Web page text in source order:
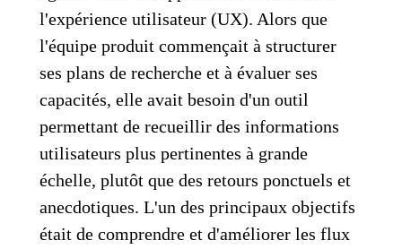
l'expérience utilisateur (UX). Alors que
l'équipe produit commençait à structurer
ses plans de recherche et à évaluer ses
capacités, elle avait besoin d'un outil
permettant de recueillir des informations
utilisateurs plus pertinentes à grande
échelle, plutôt que des retours ponctuels et
anecdotiques. L'un des principaux objectifs
était de comprendre et d'améliorer les flux